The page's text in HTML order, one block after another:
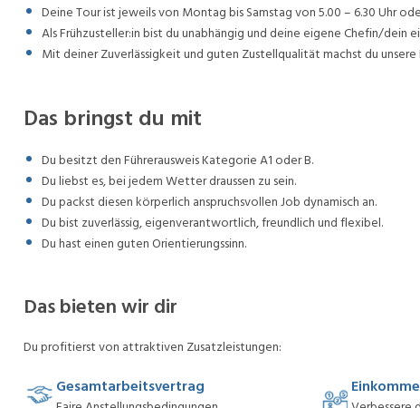
Deine Tour ist jeweils von Montag bis Samstag von 5.00 – 6.30 Uhr
Als Frühzusteller:in bist du unabhängig und deine eigene Chefin/dein
Mit deiner Zuverlässigkeit und guten Zustellqualität machst du unsere
Das bringst du mit
Du besitzt den Führerausweis Kategorie A1 oder B.
Du liebst es, bei jedem Wetter draussen zu sein.
Du packst diesen körperlich anspruchsvollen Job dynamisch an.
Du bist zuverlässig, eigenverantwortlich, freundlich und flexibel.
Du hast einen guten Orientierungssinn.
Das bieten wir dir
Du profitierst von attraktiven Zusatzleistungen:
Gesamtarbeitsvertrag